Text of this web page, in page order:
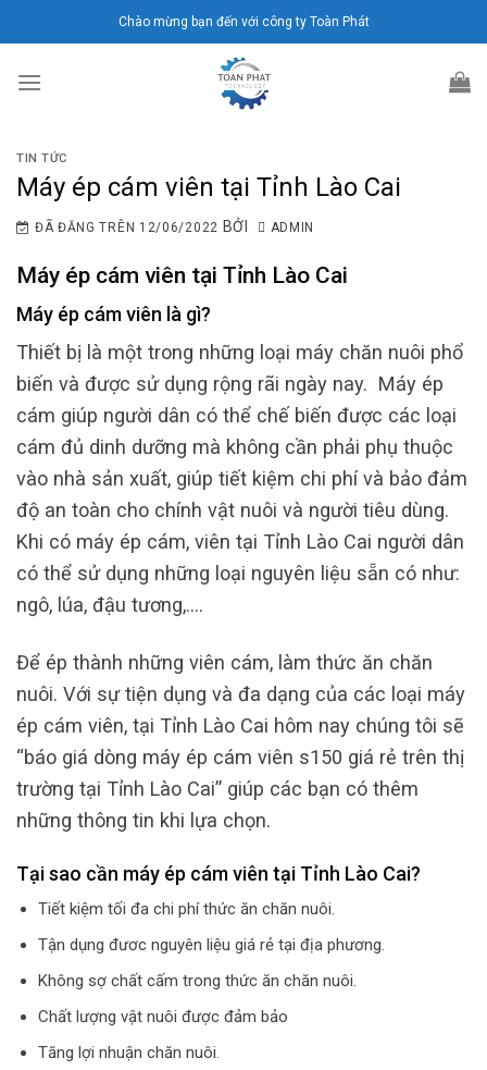
đến
dung
Chào mừng bạn đến với công ty Toàn Phát
TIN TỨC
Máy ép cám viên tại Tỉnh Lào Cai
ĐÃ ĐĂNG TRÊN 12/06/2022 BỞI ADMIN
Máy ép cám viên tại Tỉnh Lào Cai
Máy ép cám viên là gì?
Thiết bị là một trong những loại máy chăn nuôi phổ
biến và được sử dụng rộng rãi ngày nay. Máy ép
cám giúp người dân có thể chế biến được các loại
cám đủ dinh dưỡng mà không cần phải phụ thuộc
vào nhà sản xuất, giúp tiết kiệm chi phí và bảo đảm
độ an toàn cho chính vật nuôi và người tiêu dùng.
Khi có máy ép cám, viên tại Tỉnh Lào Cai người dân
có thể sử dụng những loại nguyên liệu sẵn có như:
ngô, lúa, đậu tương,….
Để ép thành những viên cám, làm thức ăn chăn
nuôi. Với sự tiện dụng và đa dạng của các loại máy
ép cám viên, tại Tỉnh Lào Cai hôm nay chúng tôi sẽ
“báo giá dòng máy ép cám viên s150 giá rẻ trên thị
trường tại Tỉnh Lào Cai” giúp các bạn có thêm
những thông tin khi lựa chọn.
Tại sao cần máy ép cám viên tại Tỉnh Lào Cai?
Tiết kiệm tối đa chi phí thức ăn chăn nuôi.
Tận dụng đươc nguyên liệu giá rẻ tại địa phương.
Không sợ chất cấm trong thức ăn chăn nuôi.
Chất lượng vật nuôi được đảm bảo
Tăng lợi nhuận chăn nuôi.